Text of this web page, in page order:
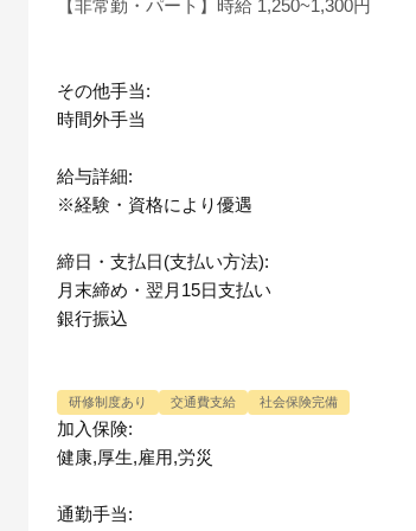
【非常勤・パート】時給 1,250~1,300円
その他手当:
時間外手当
給与詳細:
※経験・資格により優遇
締日・支払日(支払い方法):
月末締め・翌月15日支払い
銀行振込
研修制度あり 交通費支給 社会保険完備
加入保険:
健康,厚生,雇用,労災
通勤手当: